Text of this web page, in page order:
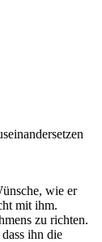
wie er
mit ihm.
zu richten.
ihn die